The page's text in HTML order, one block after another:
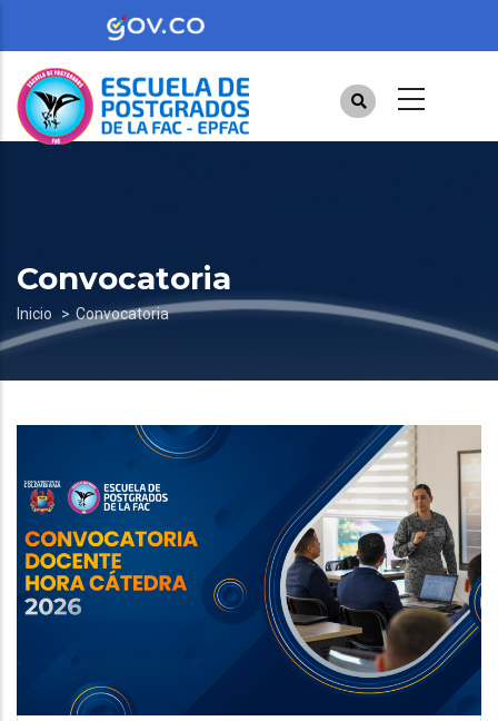
contenido
principal
Convocatoria
Sobrescribir
enlaces
de
ayuda
la
navegación
Inicio Convocatoria